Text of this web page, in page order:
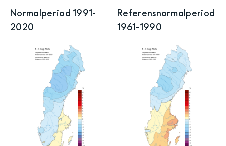
Normalperiod 1991-
2020
Referensnormal­period
1961-1990